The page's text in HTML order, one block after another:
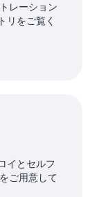
レーション
リをご覧く
イとセルフ
ご用意して